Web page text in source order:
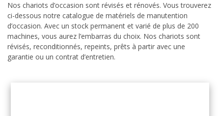
Nos chariots d’occasion sont révisés et rénovés. Vous trouverez
ci-dessous notre catalogue de matériels de manutention
d’occasion. Avec un stock permanent et varié de plus de 200
machines, vous aurez l’embarras du choix. Nos chariots sont
révisés, reconditionnés, repeints, prêts à partir avec une
garantie ou un contrat d’entretien.